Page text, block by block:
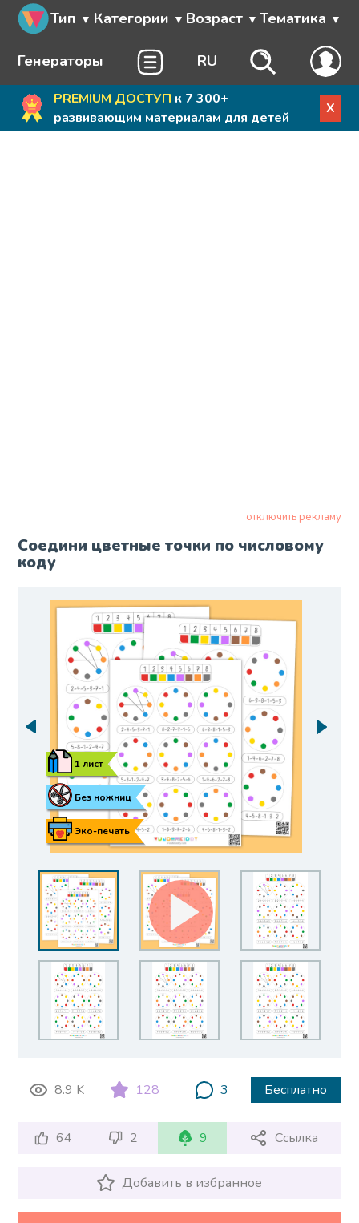
Тип Категории Возраст Тематика
Генераторы RU
PREMIUM ДОСТУП к 7 300+
развивающим материалам для детей
X
отключить рекламу
Соедини цветные точки по числовому
коду
Эко-печать
Без ножниц
1 лист
8.9 K 128 3 Бесплатно
64 2 9 Ссылка
Добавить в избранное